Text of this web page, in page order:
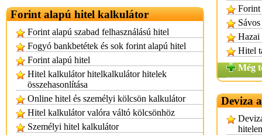
Forint alapú hitel kalkulátor
Forint alapú szabad felhasználású hitel
Fogyó bankbetétek és sok forint alapú hitel
Forint alapú hitel
Hitel kalkulátor hitelkalkulátor hitelek
összehasonlítása
Online hitel és személyi kölcsön kalkulátor
Hitel kalkulátor valóra váltó kölcsönhöz
Személyi hitel kalkulátor
Forint
Hazai
Hitel
Még
Deviza